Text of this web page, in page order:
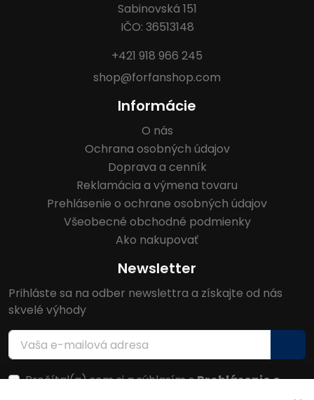
Sabinovská 151
IČO: 36513148
+421 918 966 245
shop@forfanshop.com
Informácie
O nás
Ochrana osobných údajov
Doprava a cenník
Reklamácia a výmena tovaru
Prehlásenie o ochrane osobných údajov
Všeobecné obchodné podmienky
Ako nakupovať
Newsletter
Prihláste sa na odber newslettra a získajte od nás
skvelé výhody
Prečítal(a) som si a súhlasím sPrehlásenie o